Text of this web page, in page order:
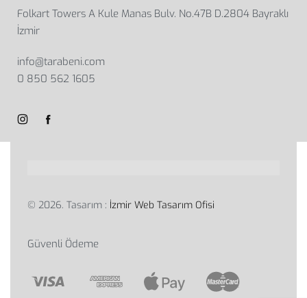
Folkart Towers A Kule Manas Bulv. No.47B D.2804 Bayraklı
İzmir
info@tarabeni.com
0 850 562 1605
© 2026. Tasarım : İzmir Web Tasarım Ofisi
Güvenli Ödeme